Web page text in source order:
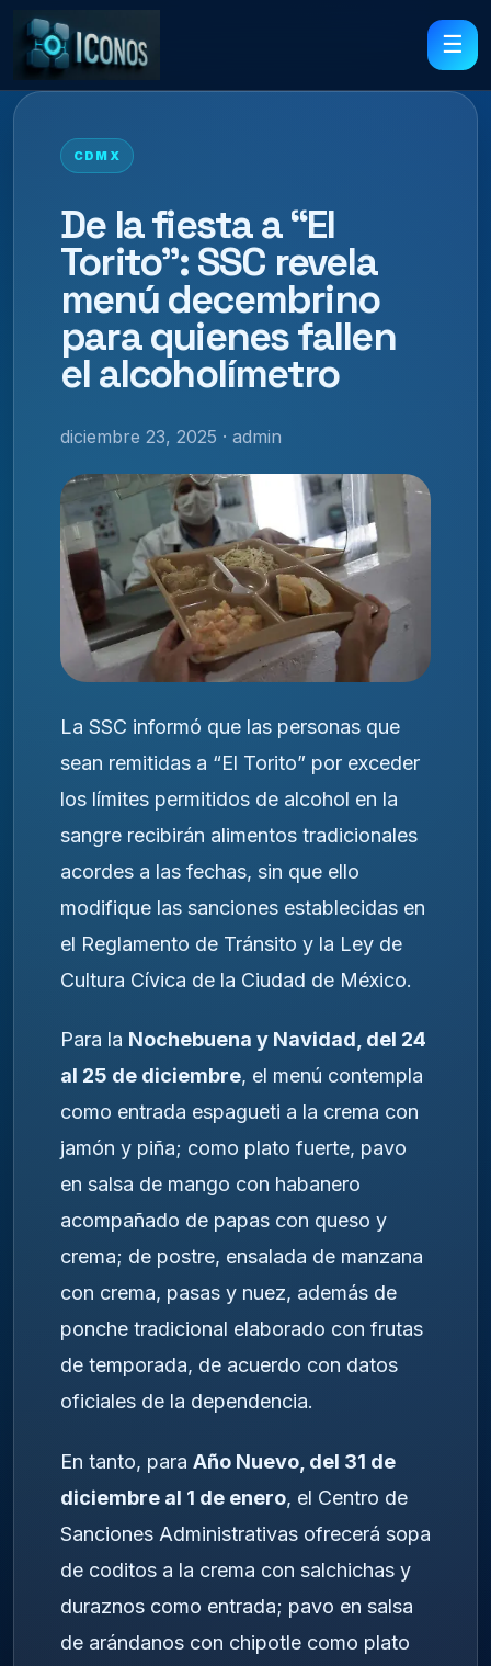
☰
CDMX
De la fiesta a “El
Torito”: SSC revela
menú decembrino
para quienes fallen
el alcoholímetro
diciembre 23, 2025 · admin
La SSC informó que las personas que
sean remitidas a “El Torito” por exceder
los límites permitidos de alcohol en la
sangre recibirán alimentos tradicionales
acordes a las fechas, sin que ello
modifique las sanciones establecidas en
el Reglamento de Tránsito y la Ley de
Cultura Cívica de la Ciudad de México.
Para la Nochebuena y Navidad, del 24
al 25 de diciembre, el menú contempla
como entrada espagueti a la crema con
jamón y piña; como plato fuerte, pavo
en salsa de mango con habanero
acompañado de papas con queso y
crema; de postre, ensalada de manzana
con crema, pasas y nuez, además de
ponche tradicional elaborado con frutas
de temporada, de acuerdo con datos
oficiales de la dependencia.
En tanto, para Año Nuevo, del 31 de
diciembre al 1 de enero, el Centro de
Sanciones Administrativas ofrecerá sopa
de coditos a la crema con salchichas y
duraznos como entrada; pavo en salsa
de arándanos con chipotle como plato